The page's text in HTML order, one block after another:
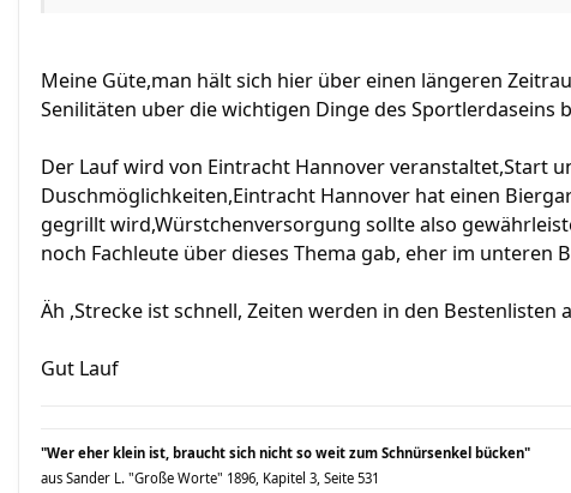
Meine Güte,man hält sich hier über einen längeren
Senilitäten uber die wichtigen Dinge des Sportlerdaseins
Der Lauf wird von Eintracht Hannover veranstaltet,Start
Duschmöglichkeiten,Eintracht Hannover hat einen
gegrillt wird,Würstchenversorgung sollte also
noch Fachleute über dieses Thema gab, eher im
Äh ,Strecke ist schnell, Zeiten werden in den Bestenlisten
Gut Lauf
"Wer eher klein ist, braucht sich nicht so weit zum Schnürsenkel bücken"
aus Sander L. "Große Worte" 1896, Kapitel 3, Seite 531